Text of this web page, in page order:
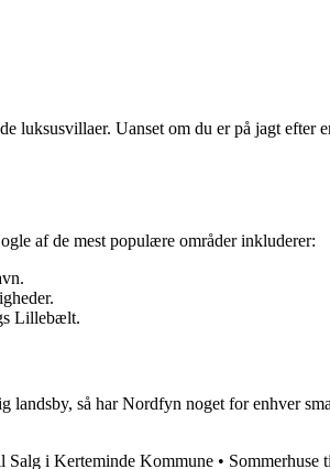
Uanset om du er på jagt efter
af de mest populære områder inkluderer:
Lillebælt.
så har Nordfyn noget for enhver
Salg i Kerteminde Kommune • Sommerhuse